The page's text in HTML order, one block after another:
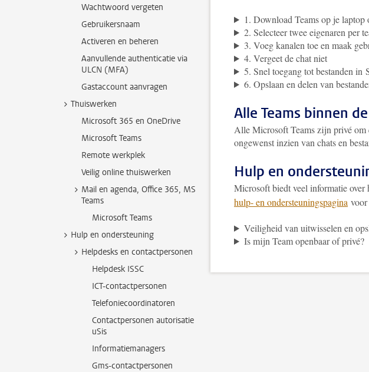
Wachtwoord vergeten
Gebruikersnaam
Activeren en beheren
Aanvullende authenticatie via
ULCN (MFA)
Gastaccount aanvragen
Thuiswerken
Microsoft 365 en OneDrive
Microsoft Teams
Remote werkplek
Veilig online thuiswerken
Mail en agenda, Office 365, MS
Teams
Microsoft Teams
Hulp en ondersteuning
Helpdesks en contactpersonen
Helpdesk ISSC
ICT-contactpersonen
Telefoniecoordinatoren
Contactpersonen autorisatie
uSis
Informatiemanagers
Gms-contactpersonen
1. Download Teams op je laptop
2. Selecteer twee eigenaren per
3. Voeg kanalen toe en maak
4. Vergeet de chat niet
5. Snel toegang tot bestanden
6. Opslaan en delen van
Alle Teams binnen
Alle Microsoft Teams zijn privé om
ongewenst inzien van chats en
Hulp en
Microsoft biedt veel informatie
hulp- en ondersteuningspagina
Veiligheid van uitwisselen en
Is mijn Team openbaar of privé?